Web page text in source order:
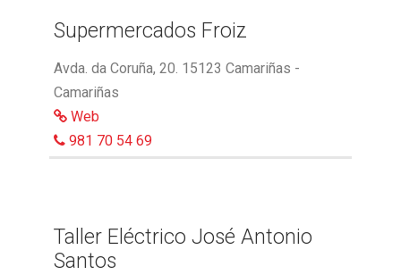
Supermercados Froiz
Avda. da Coruña, 20. 15123 Camariñas -
Camariñas
Web
981 70 54 69
Taller Eléctrico José Antonio
Santos